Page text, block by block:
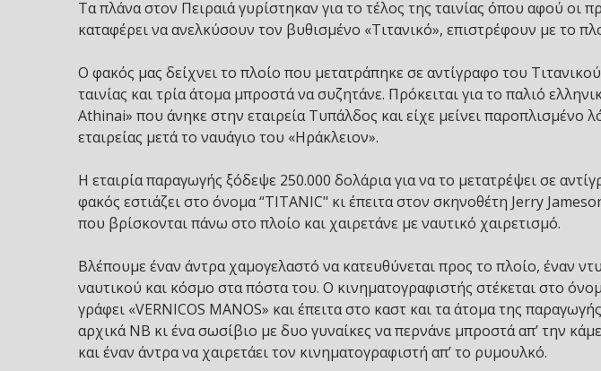
Τα πλάνα στον Πειραιά γυρίστηκαν για το τέλος της ταινίας όπου αφού οι
καταφέρει να ανελκύσουν τον βυθισμένο «Τιτανικό», επιστρέφουν με το
Ο φακός μας δείχνει το πλοίο που μετατράπηκε σε αντίγραφο του
ταινίας και τρία άτομα μπροστά να συζητάνε. Πρόκειται για το παλιό
Athinai» που άνηκε στην εταιρεία Τυπάλδος και είχε μείνει παροπλισμένο
εταιρείας μετά το ναυάγιο του «Ηράκλειον».
Η εταιρία παραγωγής ξόδεψε 250.000 δολάρια για να το μετατρέψει σε
φακός εστιάζει στο όνομα “TITANIC" κι έπειτα στον σκηνοθέτη Jerry
που βρίσκονται πάνω στο πλοίο και χαιρετάνε με ναυτικό χαιρετισμό.
Βλέπουμε έναν άντρα χαμογελαστό να κατευθύνεται προς το πλοίο, έναν
ναυτικού και κόσμο στα πόστα του. Ο κινηματογραφιστής στέκεται στο
γράφει «VERNICOS MANOS» και έπειτα στο καστ και τα άτομα της
αρχικά ΝΒ κι ένα σωσίβιο με δυο γυναίκες να περνάνε μπροστά απ’ την
και έναν άντρα να χαιρετάει τον κινηματογραφιστή απ’ το ρυμουλκό.